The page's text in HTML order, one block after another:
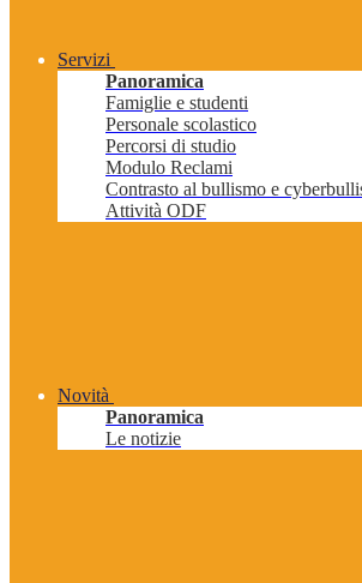
Servizi
Panoramica
Famiglie e studenti
Personale scolastico
Percorsi di studio
Modulo Reclami
Contrasto al bullismo e
Attività ODF
Novità
Panoramica
Le notizie